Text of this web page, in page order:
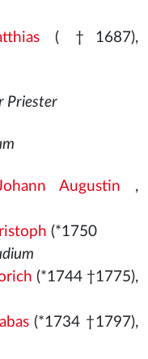
( †1687),
Priester
Augustin ,
(*1750
(*1744 †1775),
(*1734 †1797),